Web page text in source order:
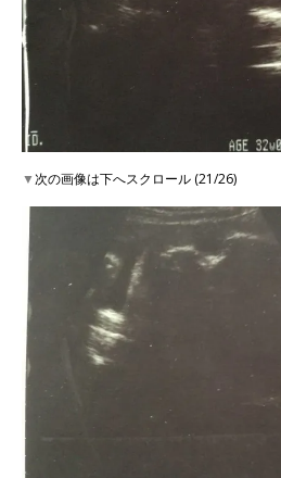
▼次の画像は下へスクロール (21/26)